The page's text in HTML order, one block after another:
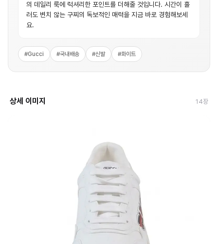
의 데일리 룩에 럭셔리한 포인트를 더해줄 것입니다. 시간이 흘
러도 변치 않는 구찌의 독보적인 매력을 지금 바로 경험해보세
요.
#Gucci #국내배송 #신발 #화이트
상세 이미지 14장